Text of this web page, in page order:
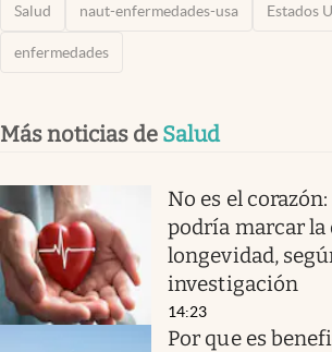
Salud naut-enfermedades-usa Estados
enfermedades
Más noticias de Salud
No es el
podría marcar la
longevidad,
investigación
14:23
Por que es